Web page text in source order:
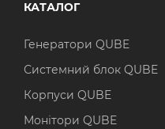
КАТАЛОГ
Генератори QUBE
Системний блок QUBE
Корпуси QUBE
Монітори QUBE